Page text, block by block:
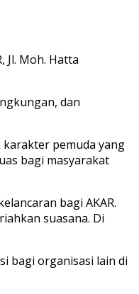
Jl. Moh. Hatta
dan
pemuda yang
bagi masyarakat
bagi AKAR.
suasana. Di
bagi organisasi lain di